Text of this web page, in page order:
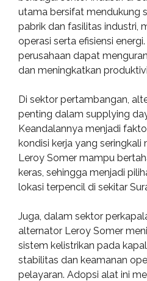
utama bersifat mendukung
pabrik dan fasilitas industri,
operasi serta efisiensi
perusahaan dapat
dan meningkatkan
Di sektor pertambangan,
penting dalam supplying
Keandalannya menjadi
kondisi kerja yang
Leroy Somer mampu
keras, sehingga menjadi
lokasi terpencil di sekitar
Juga, dalam sektor
alternator Leroy Somer
sistem kelistrikan pada
stabilitas dan keamanan
pelayaran. Adopsi alat ini